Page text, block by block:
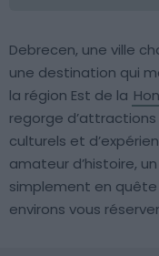
Debrecen, une ville
une destination qui
la région Est de la
regorge
culturels et
amateur d’histoire,
simplement en quête
environs vous